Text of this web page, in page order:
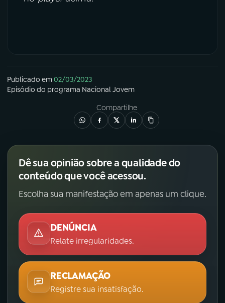
Publicado em02/03/2023
Episódio do programa Nacional Jovem
Compartilhe
Dê sua opinião sobre a qualidade do
conteúdo que você acessou.
Escolha sua manifestação em apenas um clique.
DENÚNCIA
Relate irregularidades.
RECLAMAÇÃO
Registre sua insatisfação.